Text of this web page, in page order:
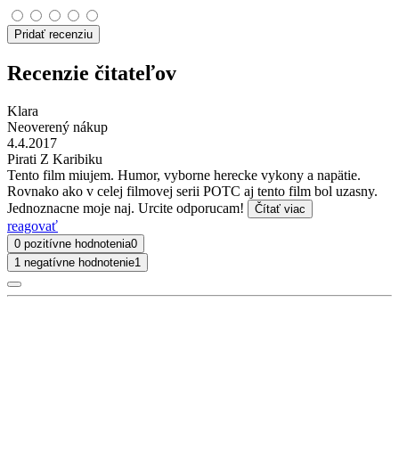
Pridať recenziu
Recenzie čitateľov
Klara
Neoverený nákup
4.4.2017
Pirati Z Karibiku
Tento film miujem. Humor, vyborne herecke vykony a napätie.
Rovnako ako v celej filmovej serii POTC aj tento film bol uzasny.
Jednoznacne moje naj. Urcite odporucam!
Čítať viac
reagovať
0 pozitívne hodnotenia0
1 negatívne hodnotenie1